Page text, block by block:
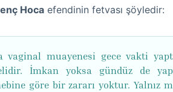
Hoca efendinin fetvası şöyledir:
vaginal muayenesi gece vakti
İmkan yoksa gündüz de
göre bir zararı yoktur. Yalnız